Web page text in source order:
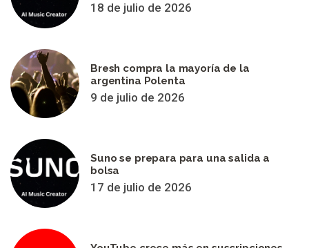
18 de julio de 2026
Bresh compra la mayoría de la
argentina Polenta
9 de julio de 2026
Suno se prepara para una salida a
bolsa
17 de julio de 2026